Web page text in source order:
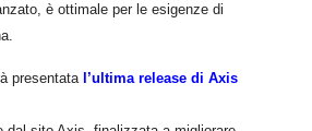
è ottimale per le esigenze di
presentata l’ultima release di Axis